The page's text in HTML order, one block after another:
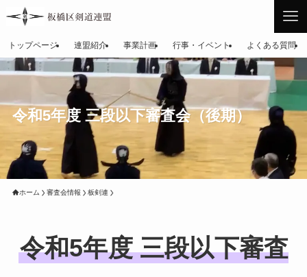
トップページ 連盟紹介 事業計画 行事・イベント よくある質問
令和5年度 三段以下審査会（後期）
ホーム 審査会情報 板剣連
令和5年度 三段以下審査